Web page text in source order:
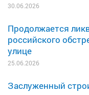
30.06.2026
Продолжается
российского
улице
25.06.2026
Заслуженный